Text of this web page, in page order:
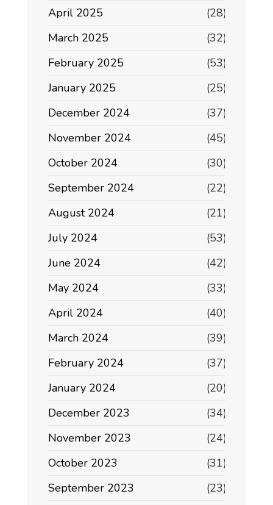
April 2025
(28)
March 2025
(32)
February 2025
(53)
January 2025
(25)
December 2024
(37)
November 2024
(45)
October 2024
(30)
September 2024
(22)
August 2024
(21)
July 2024
(53)
June 2024
(42)
May 2024
(33)
April 2024
(40)
March 2024
(39)
February 2024
(37)
January 2024
(20)
December 2023
(34)
November 2023
(24)
October 2023
(31)
September 2023
(23)